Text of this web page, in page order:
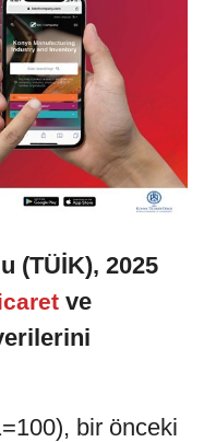
(TÜİK), 2025
ve
bir önceki